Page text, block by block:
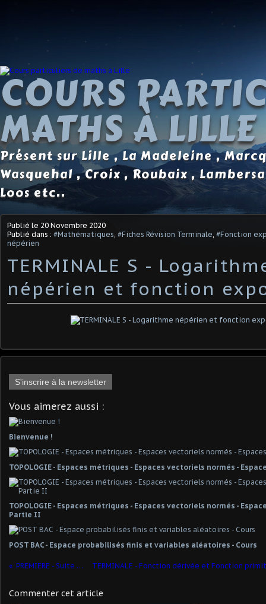
COURS
MATHS À LILLE
Présent sur Lille , La Madeleine ,
Wasquehal , Croix , Roubaix ,
Loos etc..
Publié le 20 Novembre 2020
Publié dans : #Mathématiques #Fiches Révision Terminale #Fonction
népérien
TERMINALE S -
népérien et fonction
S'inscrire à la newsletter
Vous aimerez aussi :
Bienvenue !
TOPOLOGIE - Espaces métriques - Espaces vectoriels normés -
TOPOLOGIE - Espaces métriques - Espaces vectoriels normés -
Partie II
POST BAC - Espace probabilisés finis et variables aléatoires - Cours
PREMIERE - Suite arithmétique
Commenter cet article